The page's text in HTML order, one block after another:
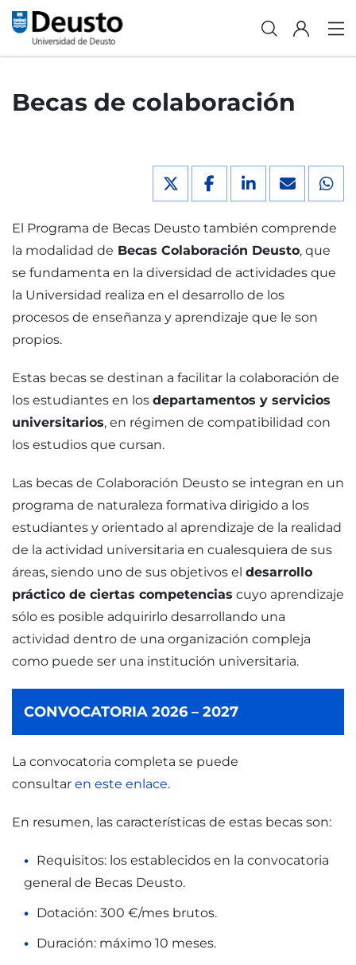
Becas de colaboración
El Programa de Becas Deusto también comprende
la modalidad de Becas Colaboración Deusto, que
se fundamenta en la diversidad de actividades que
la Universidad realiza en el desarrollo de los
procesos de enseñanza y aprendizaje que le son
propios.
Estas becas se destinan a facilitar la colaboración de
los estudiantes en los departamentos y servicios
universitarios, en régimen de compatibilidad con
los estudios que cursan.
Las becas de Colaboración Deusto se integran en un
programa de naturaleza formativa dirigido a los
estudiantes y orientado al aprendizaje de la realidad
de la actividad universitaria en cualesquiera de sus
áreas, siendo uno de sus objetivos el desarrollo
práctico de ciertas competencias cuyo aprendizaje
sólo es posible adquirirlo desarrollando una
actividad dentro de una organización compleja
como puede ser una institución universitaria.
CONVOCATORIA 2026 – 2027
La convocatoria completa se puede
consultar en este enlace.
En resumen, las características de estas becas son:
Requisitos: los establecidos en la convocatoria
general de Becas Deusto.
Dotación: 300 €/mes brutos.
Duración: máximo 10 meses.